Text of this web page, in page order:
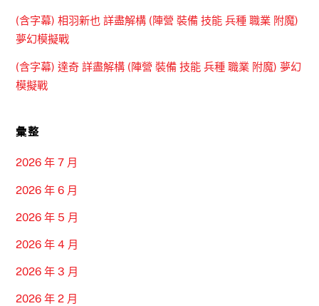
(含字幕) 相羽新也 詳盡解構 (陣營 裝備 技能 兵種 職業 附魔)
夢幻模擬戰
(含字幕) 達奇 詳盡解構 (陣營 裝備 技能 兵種 職業 附魔) 夢幻
模擬戰
彙整
2026 年 7 月
2026 年 6 月
2026 年 5 月
2026 年 4 月
2026 年 3 月
2026 年 2 月